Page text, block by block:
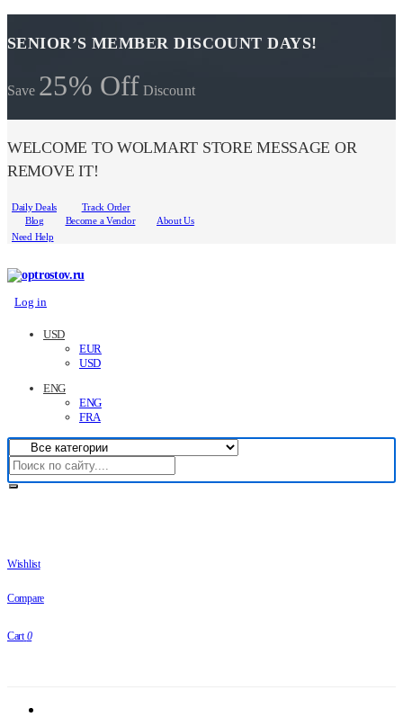
SENIOR’S MEMBER DISCOUNT DAYS!
Save 25% Off Discount
WELCOME TO WOLMART STORE MESSAGE OR
REMOVE IT!
Daily Deals
Track Order
Blog
Become a Vendor
About Us
Need Help
Log in
USD
EUR
USD
ENG
ENG
FRA
Wishlist
Compare
Cart 0